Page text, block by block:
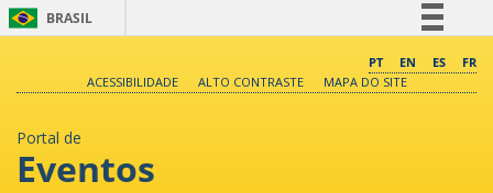
BRASIL
Comunica BR
PT EN ES
FR
ACESSIBILIDADE
ALTO CONTRASTE MAPA DO SITE
Portal de
Eventos